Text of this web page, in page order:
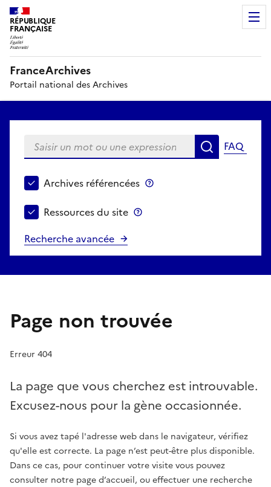
RÉPUBLIQUE
FRANÇAISE
FranceArchives
Portail national des Archives
Saisir un mot ou une expression Rechercher
FAQ
Choisir le périmètre de recherche
Archives référencées
Ressources du site
Recherche avancée
Page non trouvée
Erreur 404
La page que vous cherchez est introuvable.
Excusez-nous pour la gène occasionnée.
Si vous avez tapé l'adresse web dans le navigateur, vérifiez
qu'elle est correcte. La page n’est peut-être plus disponible.
Dans ce cas, pour continuer votre visite vous pouvez
consulter notre page d’accueil, ou effectuer une recherche